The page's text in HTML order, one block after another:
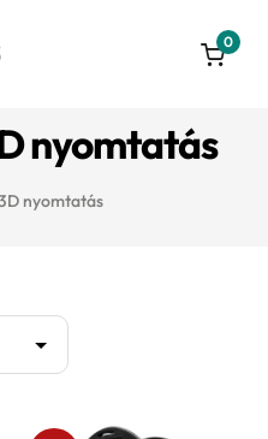
0
nyomtatás
nyomtatás